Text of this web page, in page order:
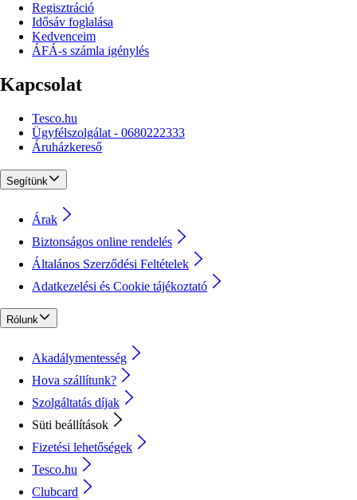
Regisztráció
Idősáv foglalása
Kedvenceim
ÁFÁ-s számla igénylés
Kapcsolat
Tesco.hu
Ügyfélszolgálat - 0680222333
Áruházkereső
Segítünk
Árak
Biztonságos online rendelés
Általános Szerződési Feltételek
Adatkezelési és Cookie tájékoztató
Rólunk
Akadálymentesség
Hova szállítunk?
Szolgáltatás díjak
Süti beállítások
Fizetési lehetőségek
Tesco.hu
Clubcard